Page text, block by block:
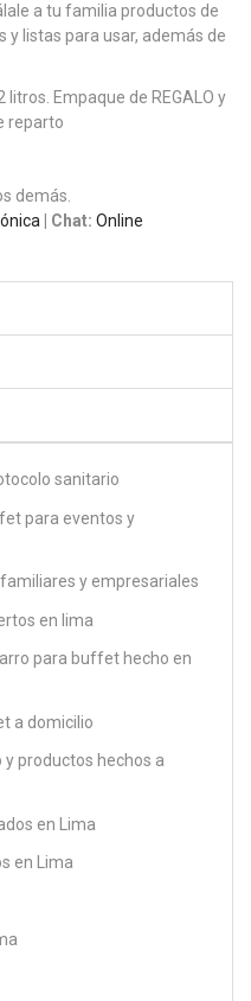
a tu familia productos de
y listas para usar, además de
litros. Empaque de REGALO y
reparto
demás.
| Chat: Online
sanitario
para eventos y
y empresariales
en lima
para buffet hecho en
a domicilio
y productos hechos a
en Lima
en Lima